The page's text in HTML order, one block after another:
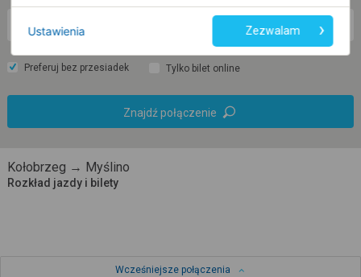
so. 8 sie.
Preferuj bez przesiadek Tylko bilet online
Znajdź połączenie
Kołobrzeg → Myślino
Rozkład jazdy i bilety
Wcześniejsze połączenia
Ustawienia Zezwalam